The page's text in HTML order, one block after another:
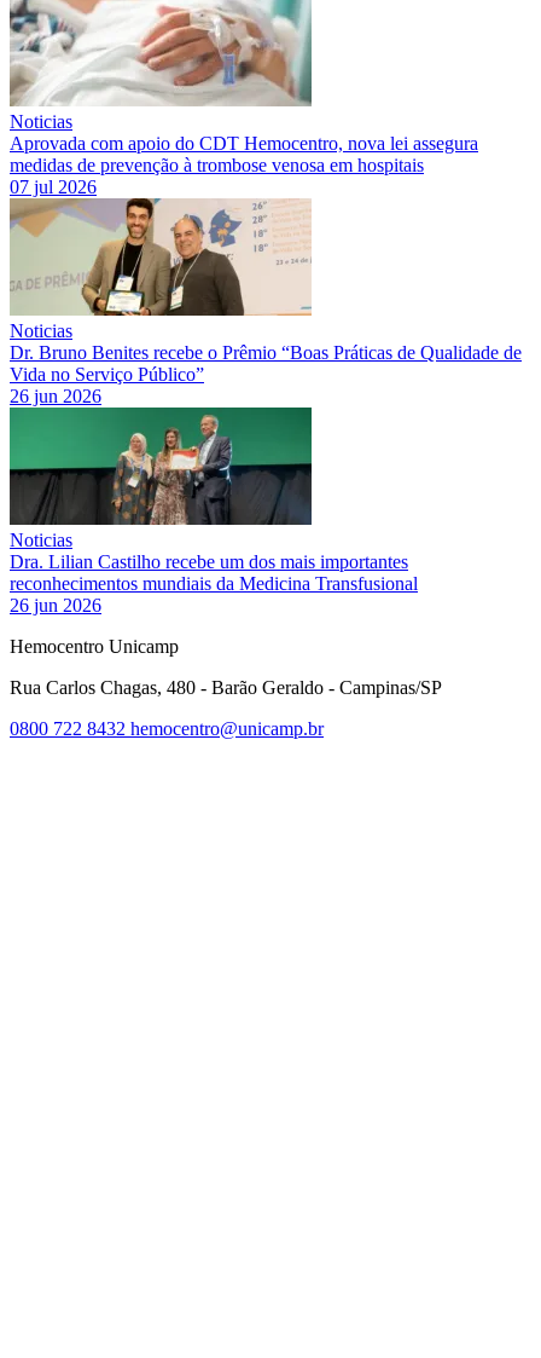
Noticias
Aprovada com apoio do CDT Hemocentro, nova lei assegura
medidas de prevenção à trombose venosa em hospitais
07 jul 2026
Noticias
Dr. Bruno Benites recebe o Prêmio “Boas Práticas de Qualidade de
Vida no Serviço Público”
26 jun 2026
Noticias
Dra. Lilian Castilho recebe um dos mais importantes
reconhecimentos mundiais da Medicina Transfusional
26 jun 2026
Hemocentro Unicamp
Rua Carlos Chagas, 480 - Barão Geraldo - Campinas/SP
0800 722 8432 hemocentro@unicamp.br